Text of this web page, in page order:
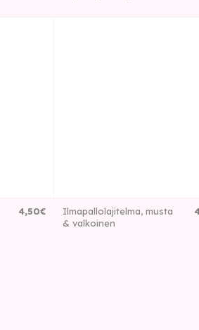
4,50€
Ilmapallolajitelma, musta
& valkoinen